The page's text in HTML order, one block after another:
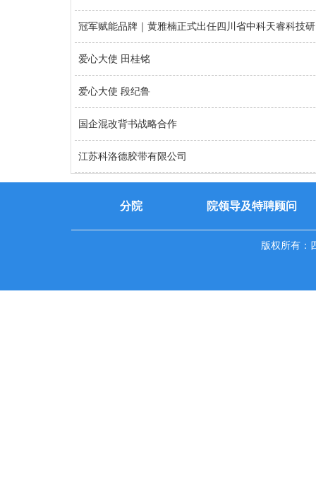
爱心大使 田桂铭
爱心大使 段纪鲁
国企混改背书战略合作
江苏科洛德胶带有限公司
版权所有
分院 院领导及特聘顾问